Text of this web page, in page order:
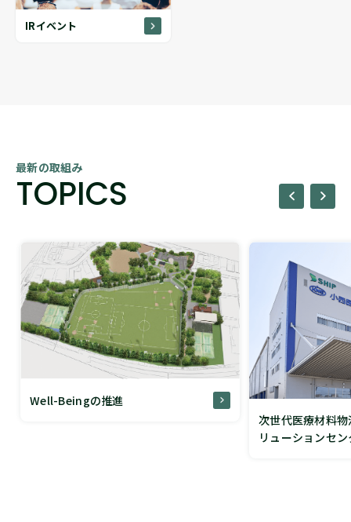
IRイベント
最新の取組み
TOPICS
Well-Beingの推進
次世代医療材料
リューションセ